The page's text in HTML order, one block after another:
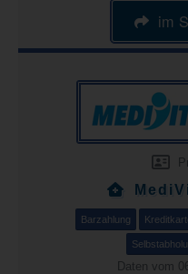
im
Barzahlung
Daten vom